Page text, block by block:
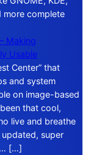
more complete
Making
Usable
Center” that
and system
on image-based
that cool,
live and breathe
updated, super
[…]